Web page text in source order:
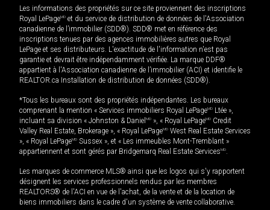
Les informations des propriétés sur ce site proviennent des inscriptions
Royal LePageMD et du service de distribution de données de l'Association
canadienne de l’immobilier (SDD®). SDD® met en référence des
inscriptions tenues par des agences immobilières autres que Royal
LePage et ses distributeurs. L'exactitude de l'information n'est pas
garantie et devrait être indépendamment vérifiée. La marque DDF®
appartient à l'Association canadienne de l’immobilier (ACI) et identifie le
REALTOR.ca Installation de distribution de données (SDD®).
*Tous les bureaux sont des propriétés indépendantes. Les bureaux
comprenant la mention « Services immobiliers Royal LePageMD Ltée »,
incluant sa division « Johnston & Daniel MD », « Royal LePageMD Credit
Valley Real Estate, Brokerage », « Royal LePageMD West Real Estate Services
», « Royal LePageMD Sussex », et « Les immeubles Mont-Tremblant »
appartiennent et sont gérés par Bridgemarq Real Estate ServicesMD.
Les marques de commerce MLS® ainsi que les logos qui s'y rapportent
désignent les services professionnels rendus par les membres
REALTORS® de l'ACI en vue de l'achat, de la vente et de la location de
biens immobiliers dans le cadre d'un système de vente collaborative.